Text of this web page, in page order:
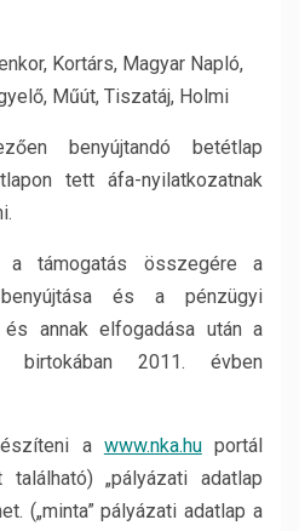
Kortárs, Magyar Napló,
Műút, Tiszatáj, Holmi
benyújtandó betétlap
tett áfa-nyilatkozatnak
a támogatás összegére a
és a pénzügyi
annak elfogadása után a
birtokában 2011. évben
a www.nka.huportál
található) „pályázati adatlap
(„minta” pályázati adatlap a